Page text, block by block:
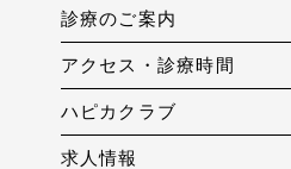
診療のご案内
アクセス・診療時間
ハピカクラブ
求人情報